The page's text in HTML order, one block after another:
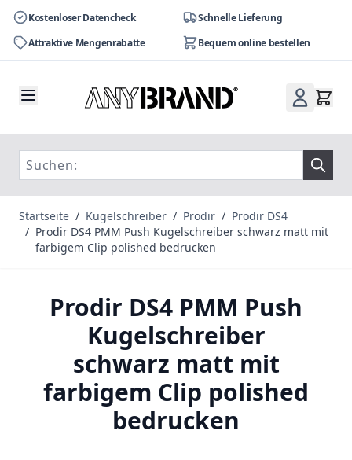
Kostenloser Datencheck
Schnelle Lieferung
Attraktive Mengenrabatte
Bequem online bestellen
Startseite / Kugelschreiber / Prodir / Prodir DS4
/ Prodir DS4 PMM Push Kugelschreiber schwarz matt mit
farbigem Clip polished bedrucken
Prodir DS4 PMM Push
Kugelschreiber
schwarz matt mit
farbigem Clip polished
bedrucken